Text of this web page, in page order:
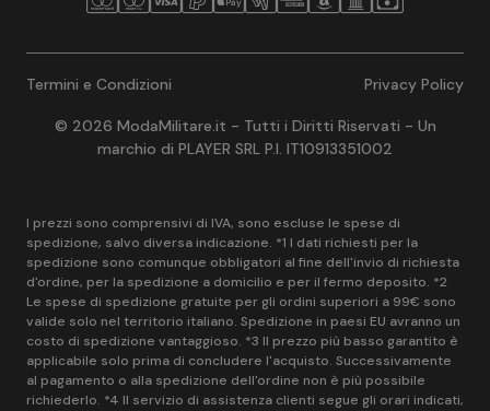
Termini e Condizioni Privacy Policy
© 2026 ModaMilitare.it - Tutti i Diritti Riservati - Un
marchio di PLAYER SRL P.I. IT10913351002
I prezzi sono comprensivi di IVA, sono escluse le spese di
spedizione, salvo diversa indicazione. *1 I dati richiesti per la
spedizione sono comunque obbligatori al fine dell'invio di richiesta
d'ordine, per la spedizione a domicilio e per il fermo deposito. *2
Le spese di spedizione gratuite per gli ordini superiori a 99€ sono
valide solo nel territorio italiano. Spedizione in paesi EU avranno un
costo di spedizione vantaggioso. *3 Il prezzo più basso garantito è
applicabile solo prima di concludere l'acquisto. Successivamente
al pagamento o alla spedizione dell'ordine non è più possibile
richiederlo. *4 Il servizio di assistenza clienti segue gli orari indicati,